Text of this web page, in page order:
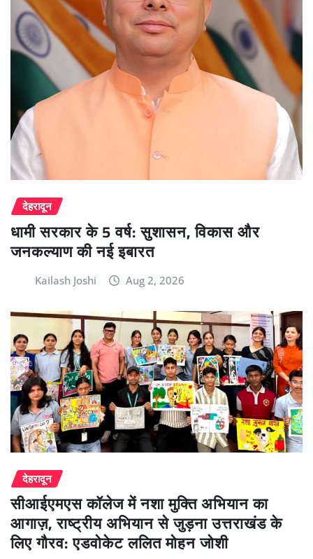
देहरादून
धामी सरकार के 5 वर्ष: सुशासन, विकास और
जनकल्याण की नई इबारत
Kailash Joshi Aug 2, 2026
देहरादून
सीआईएमएस कॉलेज में नशा मुक्ति अभियान का
आगाज़, राष्ट्रीय अभियान से जुड़ना उत्तराखंड के
लिए गौरव: एडवोकेट ललित मोहन जोशी